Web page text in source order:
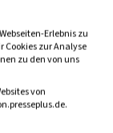
Erlebnis zu
zur Analyse
zu den von uns
von